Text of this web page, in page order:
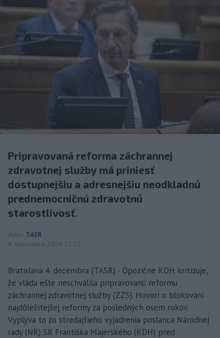
Pripravovaná reforma záchrannej
zdravotnej služby má priniesť
dostupnejšiu a adresnejšiu neodkladnú
prednemocničnú zdravotnú
starostlivosť.
Autor TASR
4. decembra 2024 12:25
Bratislava 4. decembra (TASR) - Opozičné KDH kritizuje,
že vláda ešte neschválila pripravovanú reformu
záchrannej zdravotnej služby (ZZS). Hovorí o blokovaní
najdôležitejšej reformy za posledných osem rokov.
Vyplýva to zo stredajšieho vyjadrenia poslanca Národnej
rady (NR) SR Františka Majerského (KDH) pred